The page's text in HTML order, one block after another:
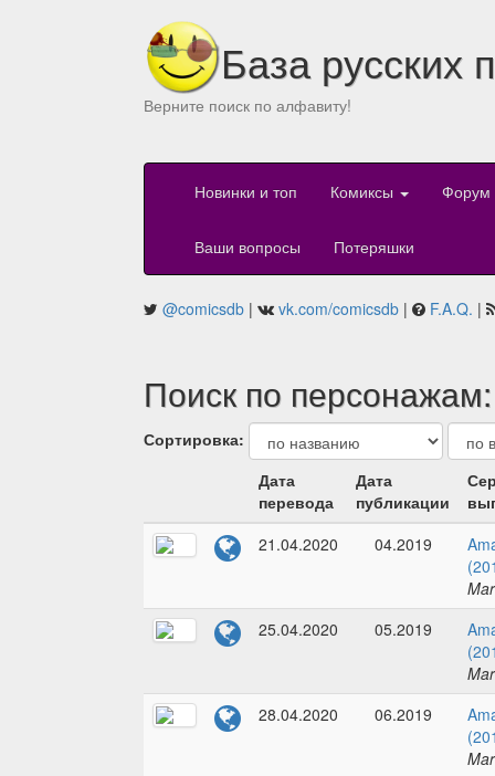
База русских
Верните поиск по алфавиту!
Новинки и топ Комиксы Форум
Ваши вопросы Потеряшки
@comicsdb | vk.com/comicsdb | F.A.Q. |
Поиск по
Сортировка:
Дата
перевода
Дата
публикации
21.04.2020
04.2019
25.04.2020
05.2019
28.04.2020
06.2019